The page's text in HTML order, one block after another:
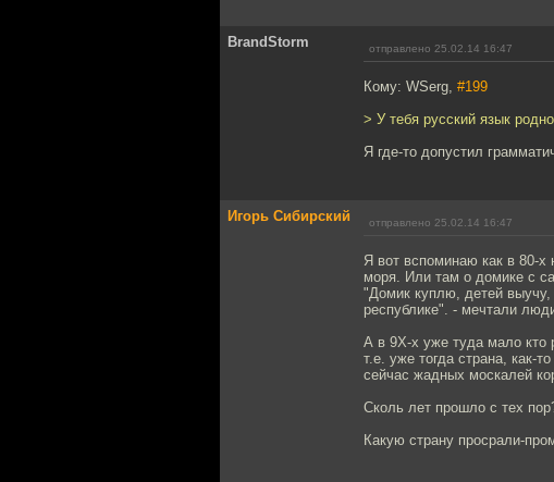
BrandStorm отправлено 25.02.14 16:47
Кому: WSerg, #199
> У тебя русский язык
Я где-то допустил
Игорь Сибирский отправлено 25.02.14 16:47
Я вот вспоминаю как в 80-х
моря. Или там о домике с
"Домик куплю, детей
республике". - мечтали
А в 9Х-х уже туда мало кто
т.е. уже тогда страна, как-
сейчас жадных москалей
Сколь лет прошло с тех
Какую страну просрали-